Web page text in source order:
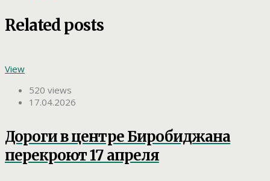
Related posts
View
520 views
17.04.2026
Дороги в центре Биробиджана
перекроют 17 апреля